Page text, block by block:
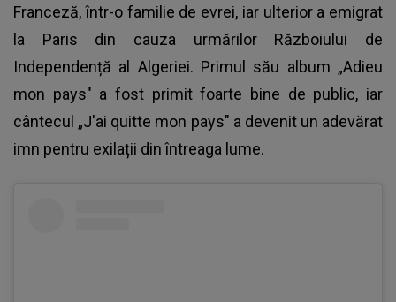
Franceză, într-o familie de evrei, iar ulterior a emigrat
la Paris din cauza urmărilor Războiului de
Independență al Algeriei. Primul său album „Adieu
mon pays" a fost primit foarte bine de public, iar
cântecul „J'ai quitte mon pays" a devenit un adevărat
imn pentru exilații din întreaga lume.